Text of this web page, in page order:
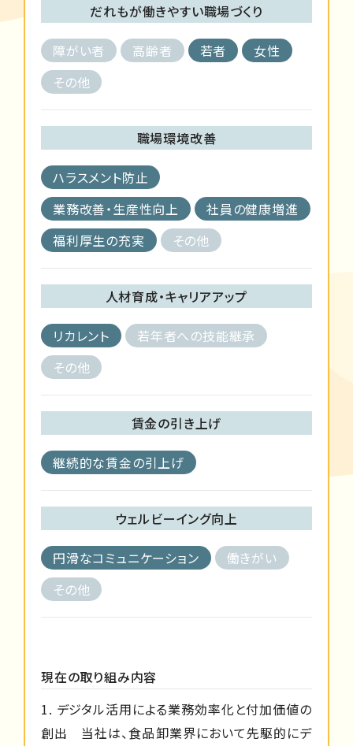
だれもが働きやすい職場づくり
障がい者 高齢者 若者
女性
その他
職場環境改善
ハラスメント防止
業務改善・生産性向上
社員の健康増進
福利厚生の充実
その他
人材育成・キャリアアップ
リカレント
若年者への技能継承
その他
賃金の引き上げ
継続的な賃金の引上げ
ウェルビーイング向上
円滑なコミュニケーション
働きがい
その他
現在の取り組み内容
1. デジタル活用による業務効率化と付加価値の
創出 当社は、食品卸業界において先駆的にデ